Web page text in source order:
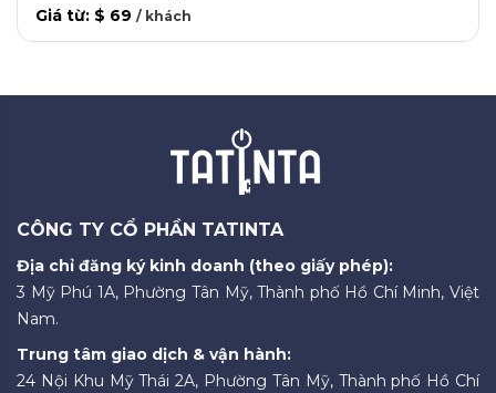
Giá từ: $ 69 / khách
CÔNG TY CỔ PHẦN TATINTA
Địa chỉ đăng ký kinh doanh (theo giấy phép):
3 Mỹ Phú 1A, Phường Tân Mỹ, Thành phố Hồ Chí Minh, Việt
Nam.
Trung tâm giao dịch & vận hành:
24 Nội Khu Mỹ Thái 2A, Phường Tân Mỹ, Thành phố Hồ Chí